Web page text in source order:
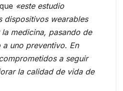
«este estudio
dispositivos wearables
medicina, pasando de
uno preventivo. En
a seguir
la calidad de vida de